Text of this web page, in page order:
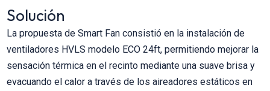
Solución
La propuesta de Smart Fan consistió en la instalación de
ventiladores HVLS modelo ECO 24ft, permitiendo mejorar la
sensación térmica en el recinto mediante una suave brisa y
evacuando el calor a través de los aireadores estáticos en